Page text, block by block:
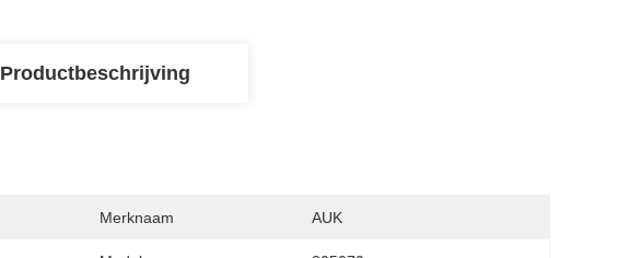
Productbeschrijving
Merknaam AUK